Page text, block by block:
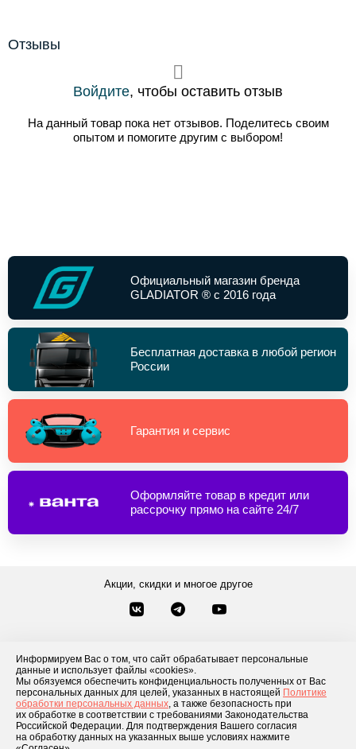
Информируем Вас о том, что сайт обрабатывает персональные
данные и использует файлы «cookies».
Мы обязуемся обеспечить конфиденциальность полученных от Вас
персональных данных для целей, указанных в настоящей Политике
обработки персональных данных, а также безопасность при
их обработке в соответствии с требованиями Законодательства
Российской Федерации. Для подтверждения Вашего согласия
на обработку данных на указанных выше условиях нажмите
Отзывы
Войдите, чтобы оставить отзыв
На данный товар пока нет отзывов. Поделитесь своим
опытом и помогите другим с выбором!
Официальный магазин бренда
GLADIATOR ® с 2016 года
Бесплатная доставка в любой регион
России
Гарантия и сервис
Оформляйте товар в кредит или
рассрочку прямо на сайте 24/7
Акции, скидки и многое другое
Контакты
Посмотреть другие способы связи
Каталог товаров О компании Доставка и оплата Блог
Условия рассрочки
Контакты